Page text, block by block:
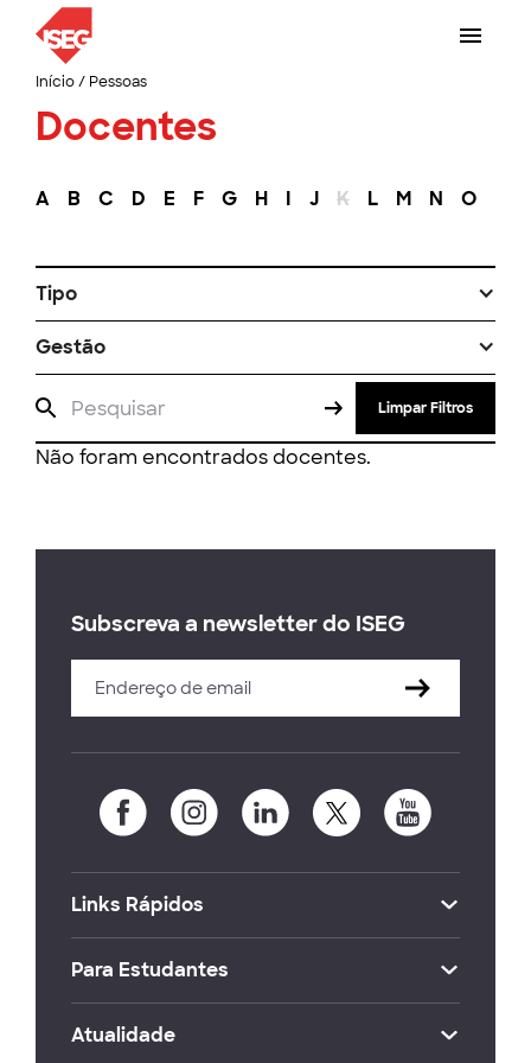
Início/ Pessoas
Docentes
A B C D E F G H I J K L M N O
Tipo
Gestão
Limpar Filtros
Não foram encontrados docentes.
Subscreva a newsletter do ISEG
Links Rápidos
Para Estudantes
Atualidade